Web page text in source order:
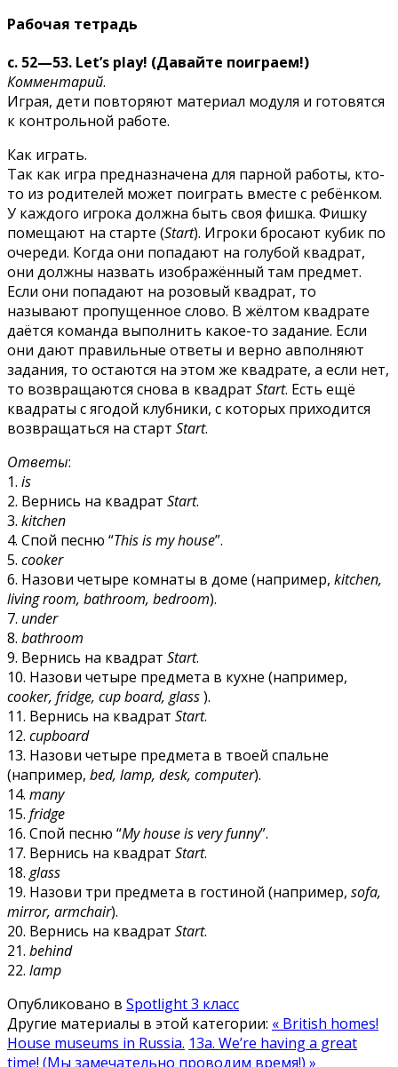
Рабочая тетрадь
с. 52—53. Let’s play! (Давайте поиграем!)
Комментарий.
Играя, дети повторяют материал модуля и готовятся
к контрольной работе.
Как играть.
Так как игра предназначена для парной работы, кто-
то из родителей может поиграть вместе с ребёнком.
У каждого игрока должна быть своя фишка. Фишку
помещают на старте (Start). Игроки бросают кубик по
очереди. Когда они попадают на голубой квадрат,
они должны назвать изображённый там предмет.
Если они попадают на розовый квадрат, то
называют пропущенное слово. В жёлтом квадрате
даётся команда выполнить какое-то задание. Если
они дают правильные ответы и верно авполняют
задания, то остаются на этом же квадрате, а если нет,
то возвращаются снова в квадрат Start. Есть ещё
квадраты с ягодой клубники, с которых приходится
возвращаться на старт Start.
Ответы:
1. is
2. Вернись на квадрат Start.
3. kitchen
4. Спой песню “This is ту house”.
5. cooker
6. Назови четыре комнаты в доме (например, kitchen,
living room, bathroom, bedroom).
7. under
8. bathroom
9. Вернись на квадрат Start.
10. Назови четыре предмета в кухне (например,
cooker, fridge, сир board, glass).
11. Вернись на квадрат Start.
12. cupboard
13. Назови четыре предмета в твоей спальне
(например, bed, lamp, desk, computer).
14. many
15. fridge
16. Спой песню “My house is very funny”.
17. Вернись на квадрат Start.
18. glass
19. Назови три предмета в гостиной (например, sofa,
mirror, armchair).
20. Вернись на квадрат Start.
21. behind
22. lamp
Опубликовано в Spotlight 3 класс
Другие материалы в этой категории: « British homes!
House museums in Russia. 13а. We’re having a great
time! (Мы замечательно проводим время!) »